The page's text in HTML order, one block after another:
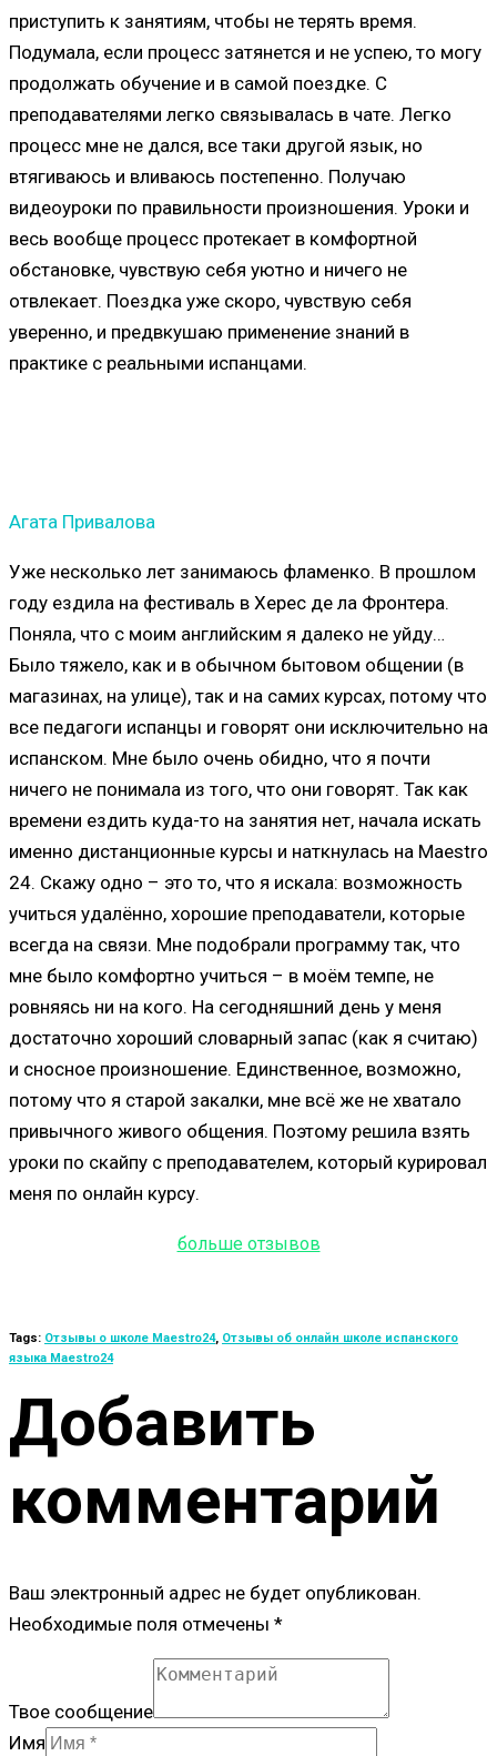
приступить к занятиям, чтобы не терять время.
Подумала, если процесс затянется и не успею, то могу
продолжать обучение и в самой поездке. С
преподавателями легко связывалась в чате. Легко
процесс мне не дался, все таки другой язык, но
втягиваюсь и вливаюсь постепенно. Получаю
видеоуроки по правильности произношения. Уроки и
весь вообще процесс протекает в комфортной
обстановке, чувствую себя уютно и ничего не
отвлекает. Поездка уже скоро, чувствую себя
уверенно, и предвкушаю применение знаний в
практике с реальными испанцами.
Агата Привалова
Уже несколько лет занимаюсь фламенко. В прошлом
году ездила на фестиваль в Херес де ла Фронтера.
Поняла, что с моим английским я далеко не уйду…
Было тяжело, как и в обычном бытовом общении (в
магазинах, на улице), так и на самих курсах, потому что
все педагоги испанцы и говорят они исключительно на
испанском. Мне было очень обидно, что я почти
ничего не понимала из того, что они говорят. Так как
времени ездить куда-то на занятия нет, начала искать
именно дистанционные курсы и наткнулась на Maestro
24. Скажу одно – это то, что я искала: возможность
учиться удалённо, хорошие преподаватели, которые
всегда на связи. Мне подобрали программу так, что
мне было комфортно учиться – в моём темпе, не
ровняясь ни на кого. На сегодняшний день у меня
достаточно хороший словарный запас (как я считаю)
и сносное произношение. Единственное, возможно,
потому что я старой закалки, мне всё же не хватало
привычного живого общения. Поэтому решила взять
уроки по скайпу с преподавателем, который курировал
меня по онлайн курсу.
больше отзывов
Tags: Отзывы о школе Maestro24, Отзывы об онлайн школе испанского
языка Maestro24
Добавить
комментарий
Ваш электронный адрес не будет опубликован.
Необходимые поля отмечены *
Твое сообщение
Имя